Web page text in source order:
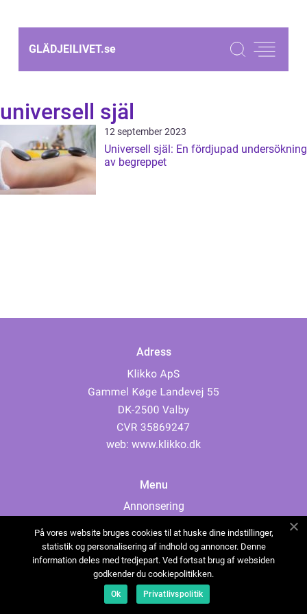
GLÄDJEILIVET.se
universell själ
12 september 2023
Universell själ: En fördjupad undersökning
av begreppet
Adress
web: www.klikko.dk
Menu
Annonsering
Cookies
Kontakta oss
Sitemap
På vores website bruges cookies til at huske dine indstillinger,
statistik og personalisering af indhold og annoncer. Denne
information deles med tredjepart. Ved fortsat brug af websiden
godkender du cookiepolitikken.
Ok Privatlivspolitik